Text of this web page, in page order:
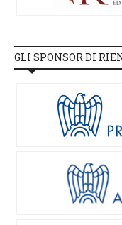
GLI SPONSOR DI